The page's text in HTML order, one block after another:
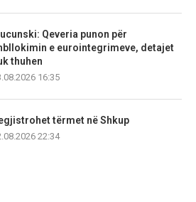
Qeveria punon për
e eurointegrimeve, detajet
thuhen
16:35
tërmet në Shkup
22:34